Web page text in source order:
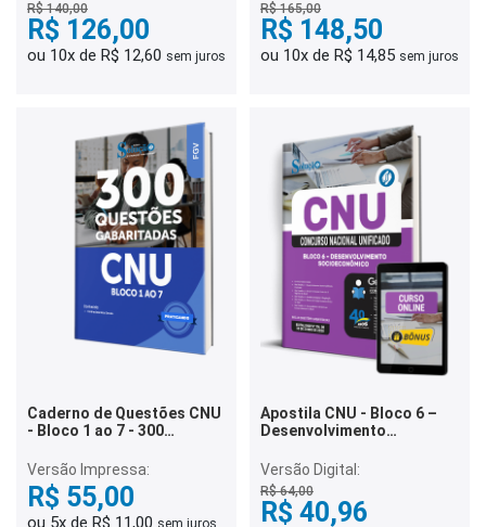
R$ 140,00
R$ 126,00
ou 10x de R$ 12,60 sem juros
R$ 165,00
R$ 148,50
ou 10x de R$ 14,85 sem juros
Caderno de Questões CNU
- Bloco 1 ao 7 - 300
Versão Impressa:
R$ 55,00
Apostila CNU - Bloco 6 –
Desenvolvimento
Versão Digital:
R$ 64,00
R$ 40,96